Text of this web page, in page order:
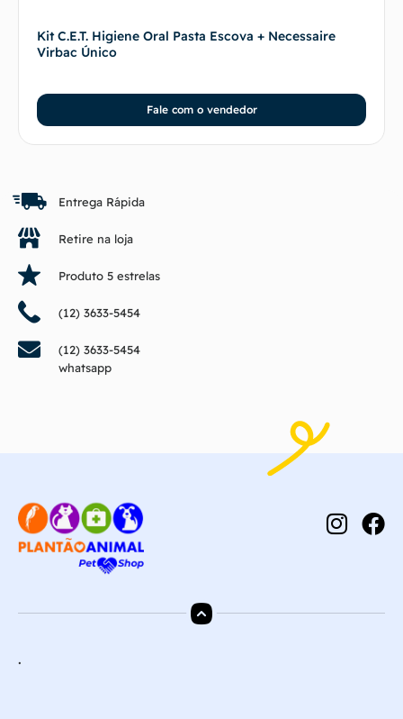
Kit C.E.T. Higiene Oral Pasta Escova + Necessaire
Virbac Único
Fale com o vendedor
Entrega Rápida
Retire na loja
Produto 5 estrelas
(12) 3633-5454
(12) 3633-5454
whatsapp
.